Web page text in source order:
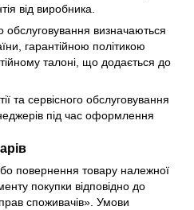
від виробника.
обслуговування визначаються
гарантійною політикою
талоні, що додається до
та сервісного обслуговування
під час оформлення
повернення товару належної
покупки відповідно до
споживачів». Умови